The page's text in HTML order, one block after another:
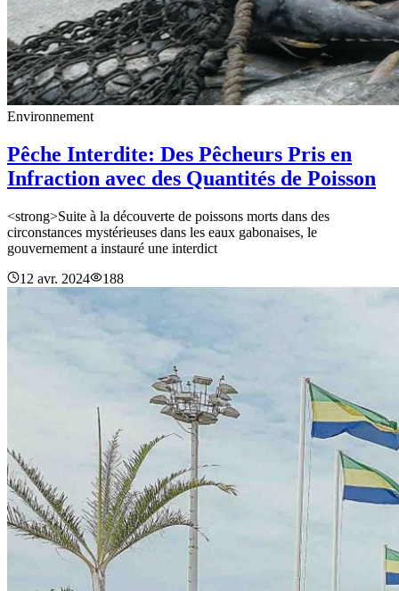
Environnement
Pêche Interdite: Des Pêcheurs Pris en
Infraction avec des Quantités de Poisson
<strong>Suite à la découverte de poissons morts dans des
circonstances mystérieuses dans les eaux gabonaises, le
gouvernement a instauré une interdict
12 avr. 2024
188